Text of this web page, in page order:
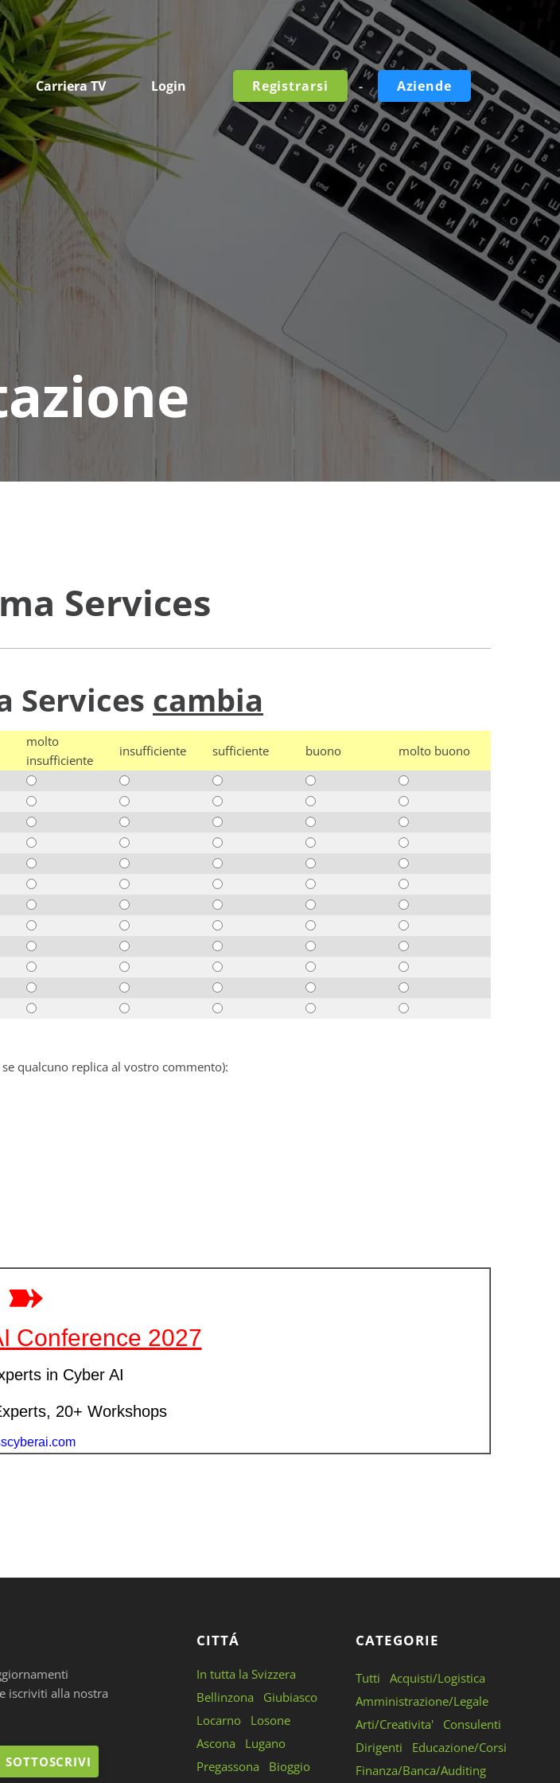
Carriera TV Login Registrarsi - Aziende
Services
Services cambia
molto
insufficiente
insufficiente sufficiente buono
molto buono
qualcuno replica al vostro commento):
iscriviti alla nostra
SOTTOSCRIVI
CITTÁ
In tutta la Svizzera
Bellinzona
Giubiasco
Locarno
Losone
Ascona
Lugano
Pregassona
Bioggio
CATEGORIE
Tutti
Acquisti/Logistica
Amministrazione/Legale
Arti/Creativita'
Consulenti
Dirigenti
Educazione/Corsi
Finanza/Banca/Auditing